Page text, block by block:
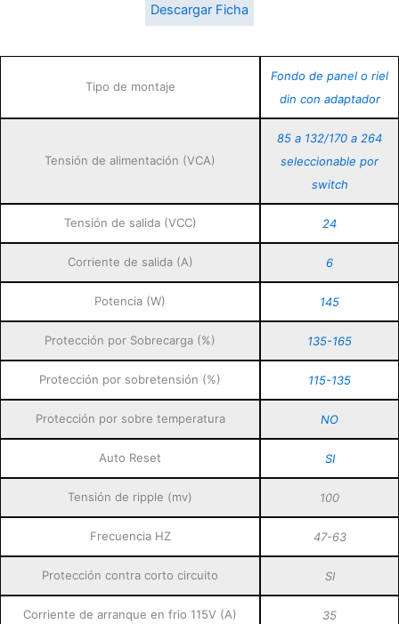
Descargar Ficha
Tipo de montaje
Fondo de panel o riel
din con adaptador
Tensión de alimentación (VCA)
85 a 132/170 a 264
seleccionable por
switch
Tensión de salida (VCC) 24
Corriente de salida (A) 6
Potencia (W) 145
Protección por Sobrecarga (%) 135-165
Protección por sobretensión (%) 115-135
Protección por sobre temperatura NO
Auto Reset SI
Tensión de ripple (mv) 100
Frecuencia HZ 47-63
Protección contra corto circuito SI
Corriente de arranque en frio 115V (A) 35